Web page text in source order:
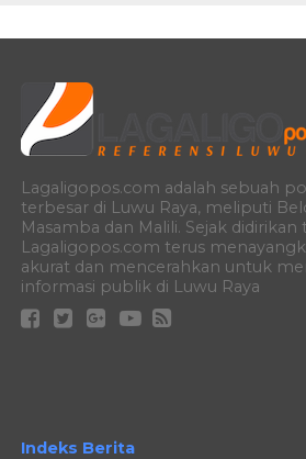
Lagaligopos.com adalah sebuah
terbesar di Luwu Raya, meliputi
Masamba dan Malili. Sejak didirikan
Lagaligopos.com terus
akurat dan mencerahkan untuk
informasi publik di Luwu Raya
Indeks Berita